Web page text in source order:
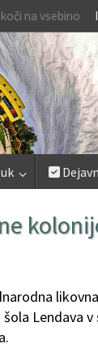
na vsebino
Lendava